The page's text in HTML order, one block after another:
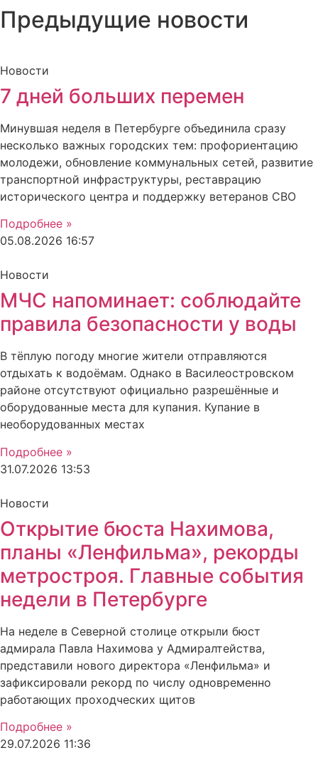
Предыдущие новости
Новости
7 дней больших перемен
Минувшая неделя в Петербурге объединила сразу
несколько важных городских тем: профориентацию
молодежи, обновление коммунальных сетей, развитие
транспортной инфраструктуры, реставрацию
исторического центра и поддержку ветеранов СВО
Подробнее »
05.08.2026 16:57
Новости
МЧС напоминает: соблюдайте
правила безопасности у воды
В тёплую погоду многие жители отправляются
отдыхать к водоёмам. Однако в Василеостровском
районе отсутствуют официально разрешённые и
оборудованные места для купания. Купание в
необорудованных местах
Подробнее »
31.07.2026 13:53
Новости
Открытие бюста Нахимова,
планы «Ленфильма», рекорды
метростроя. Главные события
недели в Петербурге
На неделе в Северной столице открыли бюст
адмирала Павла Нахимова у Адмиралтейства,
представили нового директора «Ленфильма» и
зафиксировали рекорд по числу одновременно
работающих проходческих щитов
Подробнее »
29.07.2026 11:36